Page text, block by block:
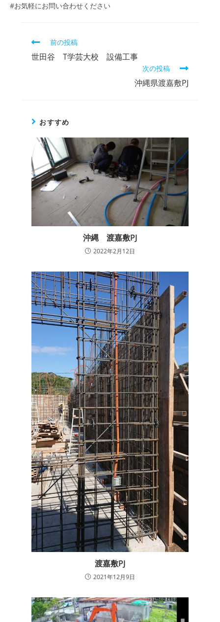
#お気軽にお問い合わせください
前の投稿
世田谷 T学芸大校 設備工事
次の投稿
沖縄県渡嘉敷PJ
おすすめ
沖縄 渡嘉敷PJ
2022年2月12日
渡嘉敷PJ
2021年12月9日